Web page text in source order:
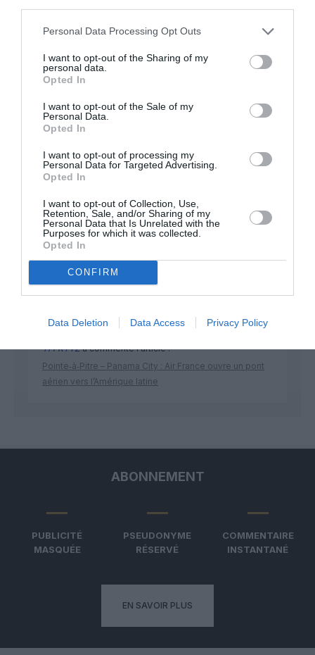
Personal Data Processing Opt Outs
I want to opt-out of the Sharing of my
personal data.
Opted In
I want to opt-out of the Sale of my
Personal Data.
Opted In
I want to opt-out of processing my
Personal Data for Targeted Advertising.
Opted In
I want to opt-out of Collection, Use,
Retention, Sale, and/or Sharing of my
Personal Data that Is Unrelated with the
Purposes for which it was collected.
Opted In
CONFIRM
Data Deletion Data Access Privacy Policy
Appel aux lecteurs !
Soutenez Air Journal participez
DERNIERS COMMENTAIRES
Manfoua commenté l'article :
Pyramides, croisières et mer Rouge : l’Égypte mise sur
une saison record malgré le contexte géopolitique
TFFRYYZa commenté l'article :
Pointe‑à‑Pitre – Panama City : Air France ouvre un pont
aérien vers l’Amérique latine
ABONNEMENT
PUBLICITÉ
MASQUÉE
PSEUDONYME
RÉSERVÉ
COMMENTAIRE
INSTANTANÉ
EN SAVOIR PLUS